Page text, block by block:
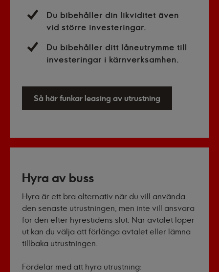
Du bibehåller din likviditet även
vid större investeringar.
Du bibehåller ditt låneutrymme till
investeringar i kärnverksamhen.
Så här funkar leasing av utrustning
Hyra av buss
Hyra är ett bra alternativ när du vill använda
den senaste utrustningen, men inte vill ansvara
för den efter hyrestidens slut. När avtalet löper
ut kan du välja att förlänga avtalet eller lämna
tillbaka utrustningen.
Fördelar med att hyra utrustning: